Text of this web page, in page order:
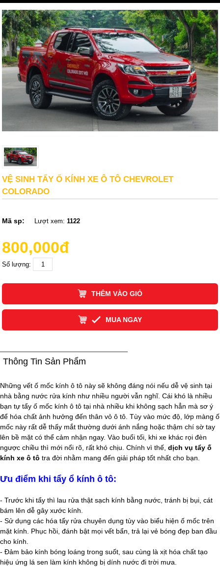
VỆ SINH TẨY Ổ KÍNH XE Ô TÔ CHEVROLET
COLORADO
Mã sp: Lượt xem:1122
800,000đ
Số lượng:
THÊM VÀO GIỎ
MUA NGAY
Thông Tin Sản Phẩm
Những vết ố mốc kính ô tô này sẽ không đáng nói nếu dễ vệ sinh tại
nhà bằng nước rửa kính như nhiều người vẫn nghĩ. Cái khó là nhiều
bạn tự tẩy ố mốc kính ô tô tại nhà nhiều khi không sạch hẳn mà sơ ý
để hóa chất ảnh hưởng đến thân vỏ ô tô. Tùy vào mức độ, lớp màng ố
mốc này rất dễ thấy mắt thường dưới ánh nắng hoặc thậm chí sờ tay
lên bề mặt có thể cảm nhận ngay. Vào buổi tối, khi xe khác rọi đèn
ngược chiều thì mới nổi rõ, rất khó chịu. Chính vì thế, dịch vụ tẩy ố
kính xe ô tô tra đời nhằm mang đến giải pháp tốt nhất cho bạn.
Ưu điểm khi tẩy ổ kính ô tô:
- Trước khi tẩy thì lau rửa thật sạch kính bằng nước, tránh bị bụi, cát
bám lên dễ gây xước kính.
- Sử dụng các hóa tẩy rửa chuyên dụng tùy vào biểu hiện ố mốc trên
mặt kính. Phục hồi, đánh bật mọi vết bẩn, trả lại vẻ bóng đẹp ban đầu
cho kính.
- Đảm bảo kính bóng loáng trong suốt, sau cùng là xịt hóa chất tạo
hiệu ứng lá sen làm kính không bị dính nước đi trời mưa.